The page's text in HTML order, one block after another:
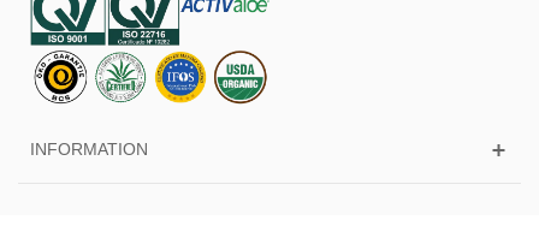
INFORMATION